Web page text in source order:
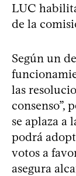
LUC
de la
Según un
las
consenso”,
se aplaza a
podrá
votos a
asegura